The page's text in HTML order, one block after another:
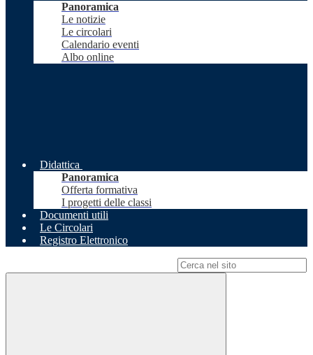
Panoramica
Le notizie
Le circolari
Calendario eventi
Albo online
Didattica
Panoramica
Offerta formativa
I progetti delle classi
Documenti utili
Le Circolari
Registro Elettronico